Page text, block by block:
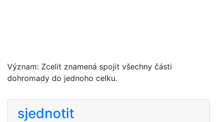
Význam: Zcelit znamená spojit všechny části
dohromady do jednoho celku.
sjednotit